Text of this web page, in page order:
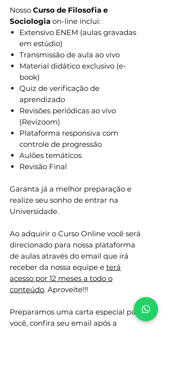
Nosso Curso de Filosofia e
Sociologia on-line inclui:
Extensivo ENEM (aulas gravadas
em estúdio)
Transmissão de aula ao vivo
Material didático exclusivo (e-
book)
Quiz de verificação de
aprendizado
Revisões periódicas ao vivo
(Revizoom)
Plataforma responsiva com
controle de progressão
Aulões temáticos
Revisão Final
Garanta já a melhor preparação e
realize seu sonho de entrar na
Universidade.
Ao adquirir o Curso Online você será
direcionado para nossa plataforma
de aulas através do email que irá
receber da nossa equipe e terá
acesso por 12 meses a todo o
conteúdo. Aproveite!!!
Preparamos uma carta especial para
você, confira seu email após a